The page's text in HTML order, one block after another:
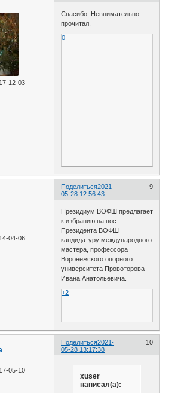
12-03
Спасибо. Невнимательно
прочитал.
0
Поделиться 9
2021-
05-28 12:56:43
04-06
Президиум ВОФШ предлагает
к избранию на пост
Президента ВОФШ
кандидатуру международного
мастера, профессора
Воронежского опорного
университета Провоторова
Ивана Анатольевича.
+2
Поделиться 10
2021-
05-28 13:17:38
05-10
xuser
написал(а):